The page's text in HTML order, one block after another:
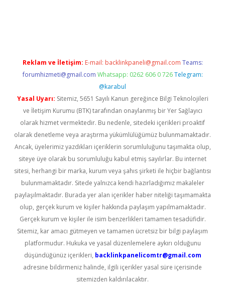
Reklam ve İletişim: E-mail: backlinkpaneli@gmail.com Teams:
forumhizmeti@gmail.com Whatsapp: 0262 606 0 726 Telegram:
@karabul
Yasal Uyarı: Sitemiz, 5651 Sayılı Kanun gereğince Bilgi Teknolojileri
ve İletişim Kurumu (BTK) tarafından onaylanmış bir Yer Sağlayıcı
olarak hizmet vermektedir. Bu nedenle, sitedeki içerikleri proaktif
olarak denetleme veya araştırma yükümlülüğümüz bulunmamaktadır.
Ancak, üyelerimiz yazdıkları içeriklerin sorumluluğunu taşımakta olup,
siteye üye olarak bu sorumluluğu kabul etmiş sayılırlar. Bu internet
sitesi, herhangi bir marka, kurum veya şahıs şirketi ile hiçbir bağlantısı
bulunmamaktadır. Sitede yalnızca kendi hazırladığımız makaleler
paylaşılmaktadır. Burada yer alan içerikler haber niteliği taşımamakta
olup, gerçek kurum ve kişiler hakkında paylaşım yapılmamaktadır.
Gerçek kurum ve kişiler ile isim benzerlikleri tamamen tesadüfidir.
Sitemiz, kar amacı gütmeyen ve tamamen ücretsiz bir bilgi paylaşım
platformudur. Hukuka ve yasal düzenlemelere aykırı olduğunu
düşündüğünüz içerikleri, backlinkpanelicomtr@gmail.com
adresine bildirmeniz halinde, ilgili içerikler yasal süre içerisinde
sitemizden kaldırılacaktır.